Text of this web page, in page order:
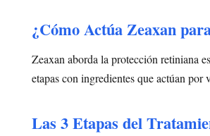
¿Cómo Actúa Zeaxan
Zeaxan aborda la protección retiniana
etapas con ingredientes que actúan por
Las 3 Etapas del